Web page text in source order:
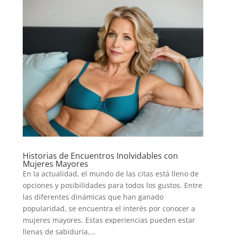
Historias de Encuentros Inolvidables con
Mujeres Mayores
En la actualidad, el mundo de las citas está lleno de
opciones y posibilidades para todos los gustos. Entre
las diferentes dinámicas que han ganado
popularidad, se encuentra el interés por conocer a
mujeres mayores. Estas experiencias pueden estar
llenas de sabiduría,...